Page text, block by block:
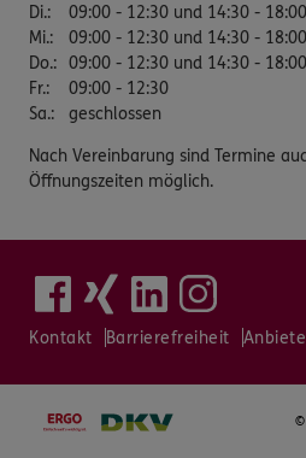
Di.:
09:00 - 12:30 und 14:30 - 18:00
Mi.:
09:00 - 12:30 und 14:30 - 18:00
Do.: 09:00 - 12:30 und 14:30 - 18:00
Fr.:
09:00 - 12:30
Sa.: geschlossen
Nach Vereinbarung sind Termine
Öffnungszeiten möglich.
Kontakt Barrierefreiheit
©